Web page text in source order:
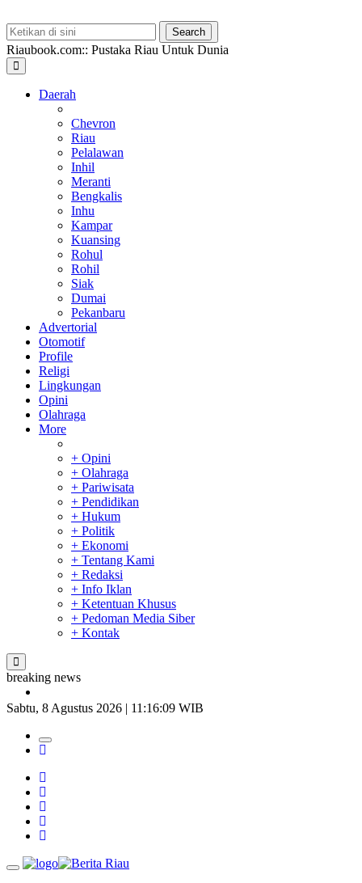
Riaubook.com:: Pustaka Riau Untuk Dunia
Daerah
Chevron
Riau
Pelalawan
Inhil
Meranti
Bengkalis
Inhu
Kampar
Kuansing
Rohul
Rohil
Siak
Dumai
Pekanbaru
Advertorial
Otomotif
Profile
Religi
Lingkungan
Opini
Olahraga
More
+ Opini
+ Olahraga
+ Pariwisata
+ Pendidikan
+ Hukum
+ Politik
+ Ekonomi
+ Tentang Kami
+ Redaksi
+ Info Iklan
+ Ketentuan Khusus
+ Pedoman Media Siber
+ Kontak
breaking news
Ada Pisang Cavendish
Awards
Tim Manggala Agni Masih Lakukan Pemadaman Kebakaran
Padang Mengalami Kondisi Banjir Paling Parah
SAR Padang Evakuasi Pelajar yang Terjebak Banjir di
Sekolah
Sabtu, 8 Agustus 2026 | 11:16:10 WIB